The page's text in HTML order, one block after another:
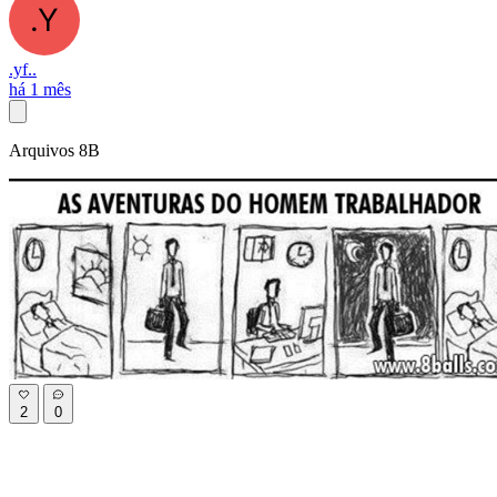
.yf..
há 1 mês
Arquivos 8B
2 0